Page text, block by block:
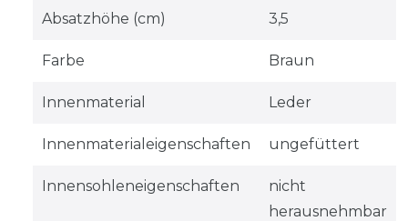
Absatzhöhe (cm) 3,5
Farbe Braun
Innenmaterial Leder
Innenmaterialeigenschaften ungefüttert
Innensohleneigenschaften
nicht
herausnehmbar